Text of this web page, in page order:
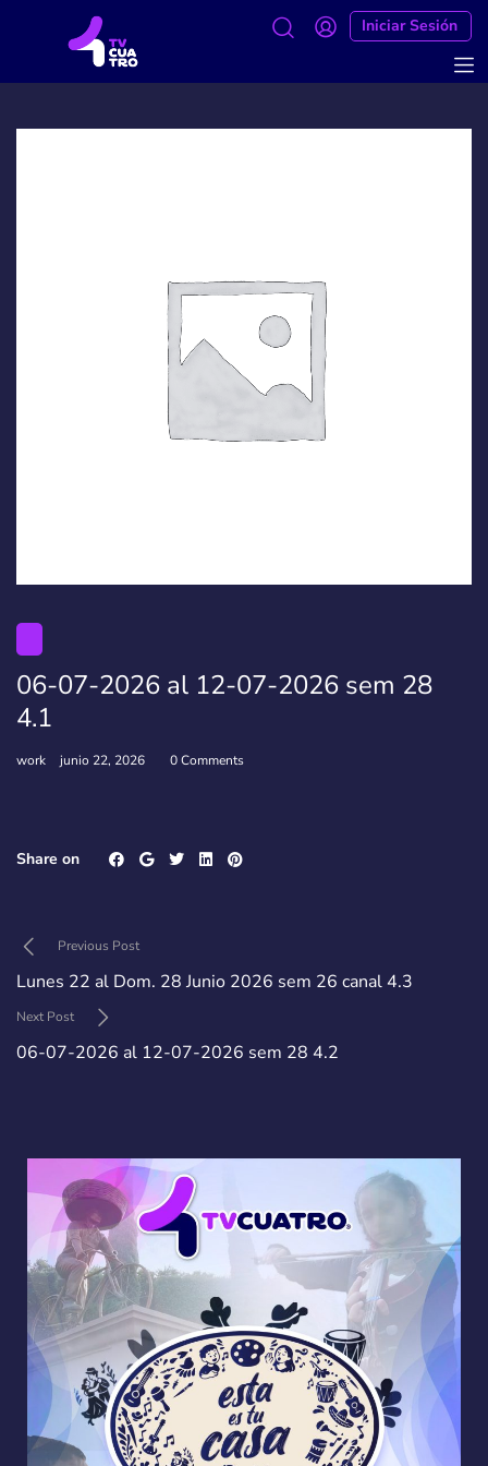
Iniciar Sesión
06-07-2026 al 12-07-2026 sem 28
4.1
work junio 22, 2026 0 Comments
Share on
Previous Post
Lunes 22 al Dom. 28 Junio 2026 sem 26 canal 4.3
Next Post
06-07-2026 al 12-07-2026 sem 28 4.2